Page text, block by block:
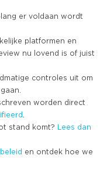
er voldaan wordt
platformen en
nu lovend is of juist
controles uit om
worden direct
stand komt?
Lees dan
en ontdek hoe we